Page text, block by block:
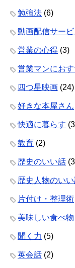
勉強法 (6)
動画配信サービ
営業の心得 (3)
営業マンにお
四つ星映画 (24)
好きな本屋さん
快適に暮らす
教育 (2)
歴史のいい話
歴史人物のい
片付け・整理術
美味しい食べ物
聞く力 (5)
英会話 (2)